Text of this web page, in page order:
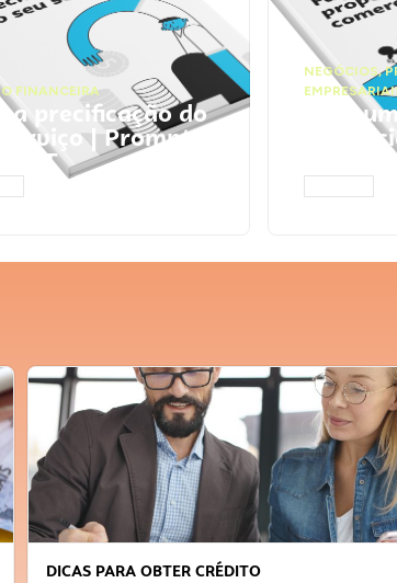
FINANCEIRA
a precificação do
serviço | Prompts
NEGÓCIOS,
Faça
FAÇA A DIFERENÇA: SEJA